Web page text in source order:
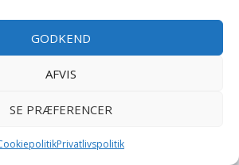
GODKEND
AFVIS
SE PRÆFERENCER
Privatlivspolitik